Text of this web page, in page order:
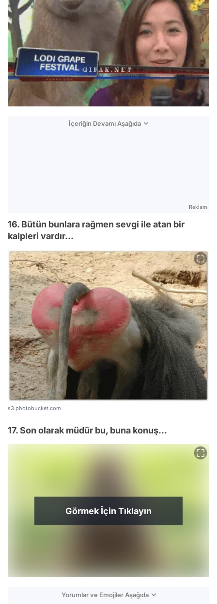
İçeriğin Devamı Aşağıda
Reklam
16. Bütün bunlara rağmen sevgi ile atan bir
kalpleri vardır...
s3.photobucket.com
17. Son olarak müdür bu, buna konuş...
Görmek İçin Tıklayın
Yorumlar ve Emojiler Aşağıda